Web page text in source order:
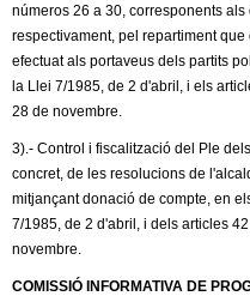
n
e
G
c
e
r
c
a
números 26 a 30, corresponents
respectivament, pel repartiment
efectuat als portaveus dels partits
la Llei 7/1985, de 2 d'abril, i els
28 de novembre.
3).- Control i fiscalització del Ple
concret, de les resolucions de
mitjançant donació de compte, en
7/1985, de 2 d'abril, i dels articles
novembre.
COMISSIÓ INFORMATIVA DE